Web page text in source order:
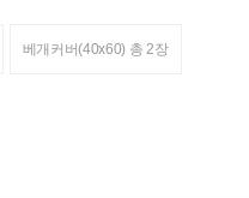
베개커버(40x60) 총 2장